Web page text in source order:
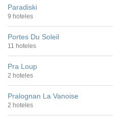
Paradiski
9 hoteles
Portes Du Soleil
11 hoteles
Pra Loup
2 hoteles
Pralognan La Vanoise
2 hoteles